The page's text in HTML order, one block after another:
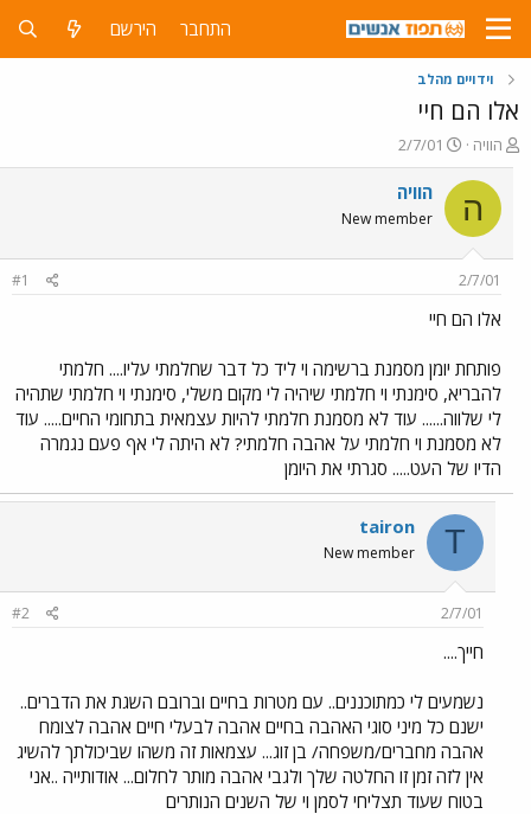
התחבר הירשם
וידויים מהלב
אלו הם חיי
פ
ו
ת
ח
ה
ש
א
הוויה
פ
ו
ר
2/7/01
ה הוויה
New member
2/7/01
#1
אלו הם חיי
פותחת יומן מסמנת ברשימה וי ליד כל דבר שחלמתי עליו.... חלמתי
להבריא, סימנתי וי חלמתי שיהיה לי מקום משלי, סימנתי וי חלמתי שתהיה
לי שלווה...... עוד לא מסמנת חלמתי להיות עצמאית בתחומי החיים..... עוד
לא מסמנת וי חלמתי על אהבה חלמתי? לא היתה לי אף פעם נגמרה
הדיו של העט..... סגרתי את היומן
T
tairon
New member
2/7/01
#2
חייך....
נשמעים לי כמתוכננים.. עם מטרות בחיים וברובם השגת את הדברים..
ישנם כל מיני סוגי האהבה בחיים אהבה לבעלי חיים אהבה לצומח
אהבה מחברים/משפחה/ בן זוג... עצמאות זה משהו שביכולתך להשיג
אין לזה זמן זו החלטה שלך ולגבי אהבה מותר לחלום... אודותייה ..אני
בטוח שעוד תצליחי לסמן וי של השנים הנותרים